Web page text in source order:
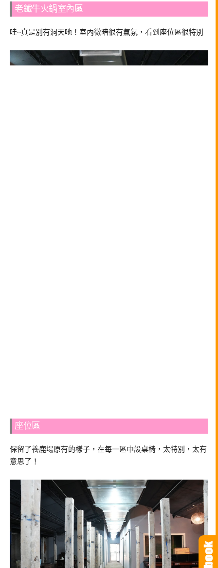
老鐵牛火鍋室內區
哇~真是別有洞天吔！室內微暗很有氣氛，看到座位區很特別
座位區
保留了養鹿場原有的樣子，在每一區中設桌椅，太特別，太有
意思了！